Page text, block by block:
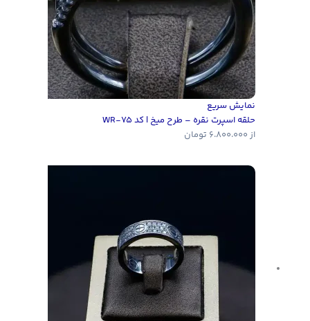
نمایش سریع
حلقه اسپرت نقره – طرح میخ | کد WR-75
از 6.800.000 تومان